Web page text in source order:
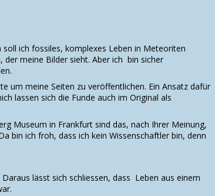
ich fossiles, komplexes Leben in Meteoriten
der meine Bilder sieht. Aber ich bin sicher
um meine Seiten zu veröffentlichen. Ein Ansatz dafür
lassen sich die Funde auch im Original als
Museum in Frankfurt sind das, nach Ihrer Meinung,
bin ich froh, dass ich kein Wissenschaftler bin, denn
lässt sich schliessen, dass Leben aus einem